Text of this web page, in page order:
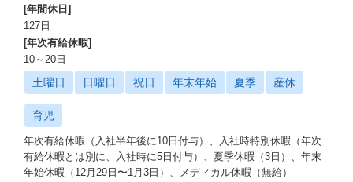
[年間休日]
127日
[年次有給休暇]
10～20日
土曜日 日曜日 祝日 年末年始 夏季 産休
育児
年次有給休暇（入社半年後に10日付与）、入社時特別休暇（年次
有給休暇とは別に、入社時に5日付与）、夏季休暇（3日）、年末
年始休暇（12月29日〜1月3日）、メディカル休暇（無給）